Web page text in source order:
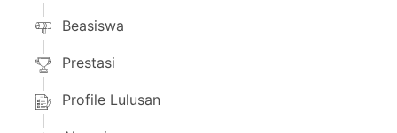
Beasiswa
Prestasi
Profile Lulusan